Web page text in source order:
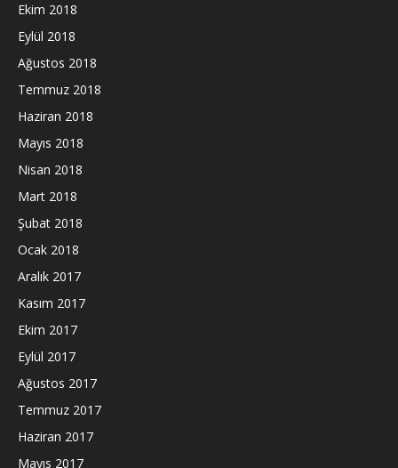
Ekim 2018
Eylül 2018
Ağustos 2018
Temmuz 2018
Haziran 2018
Mayıs 2018
Nisan 2018
Mart 2018
Şubat 2018
Ocak 2018
Aralık 2017
Kasım 2017
Ekim 2017
Eylül 2017
Ağustos 2017
Temmuz 2017
Haziran 2017
Mayıs 2017